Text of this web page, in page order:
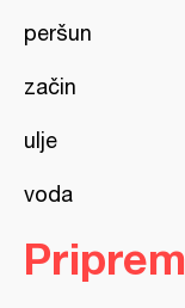
peršun
začin
ulje
voda